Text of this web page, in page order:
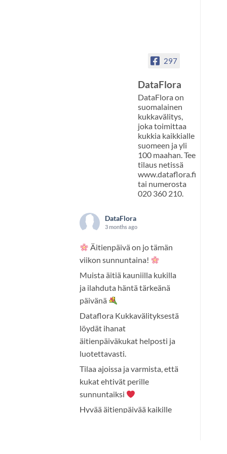
297
DataFlora
DataFlora on
suomalainen
kukkavälitys,
joka toimittaa
kukkia kaikkialle
suomeen ja yli
100 maahan. Tee
tilaus netissä
www.dataflora.fi
tai numerosta
020 360 210.
DataFlora
3 months ago
Äitienpäivä on jo tämän
viikon sunnuntaina!
Muista äitiä kauniilla kukilla
ja ilahduta häntä tärkeänä
päivänä
Dataflora Kukkavälityksestä
löydät ihanat
äitienpäiväkukat helposti ja
luotettavasti.
Tilaa ajoissa ja varmista, että
kukat ehtivät perille
sunnuntaiksi
Hyvää äitienpäivää kaikille